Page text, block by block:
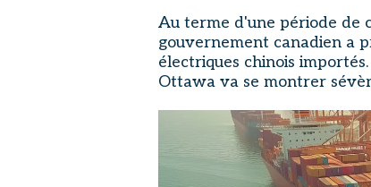
Au terme d'une période de
gouvernement canadien a
électriques chinois
Ottawa va se montrer